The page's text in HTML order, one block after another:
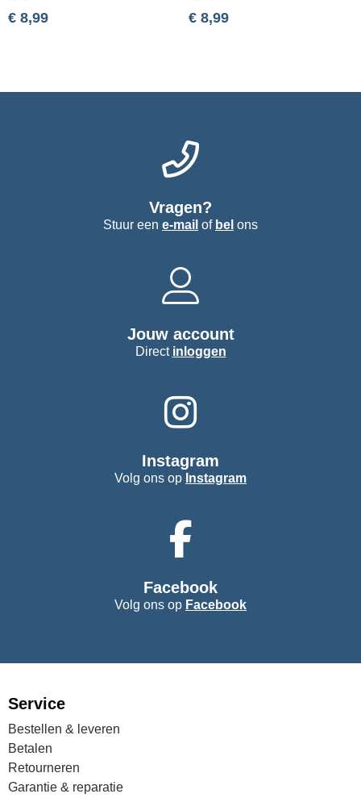
€ 8,99
€ 8,99
Vragen?
Stuur een e-mail of bel ons
Jouw account
Direct inloggen
Instagram
Volg ons op Instagram
Facebook
Volg ons op Facebook
Service
Bestellen & leveren
Betalen
Retourneren
Garantie & reparatie